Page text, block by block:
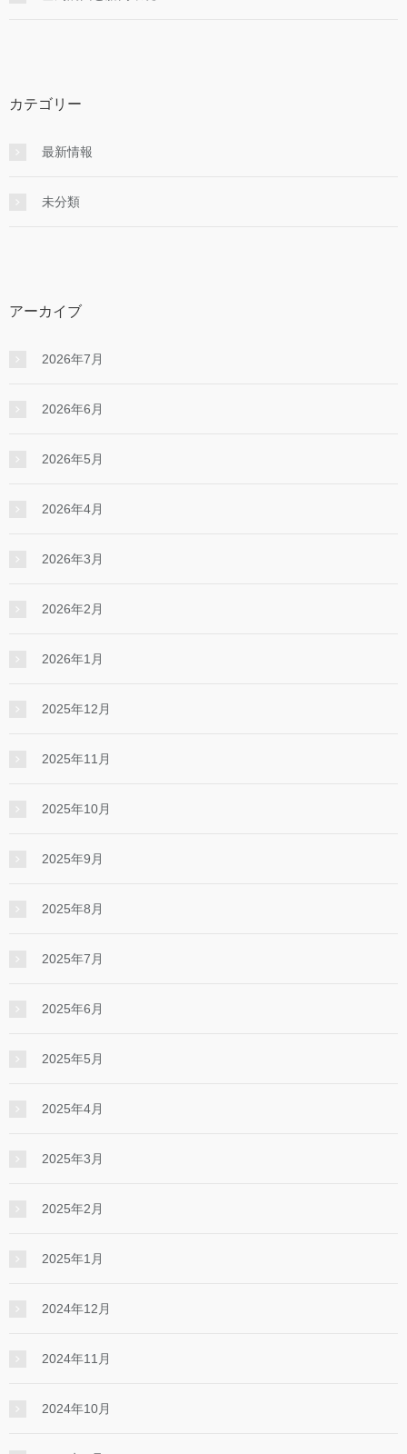
カテゴリー
最新情報
未分類
アーカイブ
2026年7月
2026年6月
2026年5月
2026年4月
2026年3月
2026年2月
2026年1月
2025年12月
2025年11月
2025年10月
2025年9月
2025年8月
2025年7月
2025年6月
2025年5月
2025年4月
2025年3月
2025年2月
2025年1月
2024年12月
2024年11月
2024年10月